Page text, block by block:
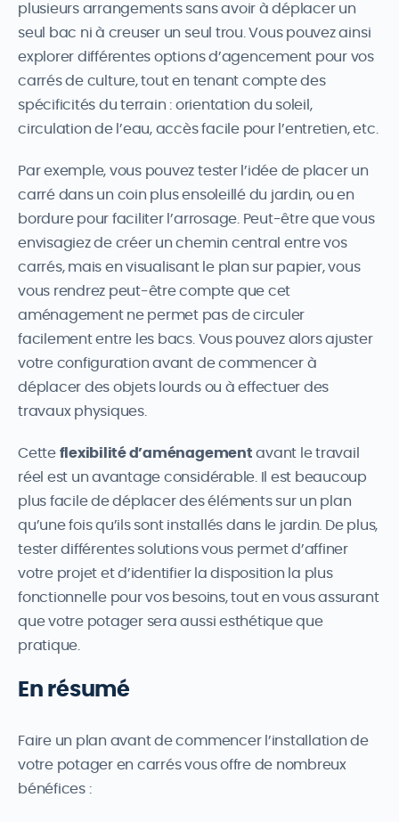
plusieurs arrangements sans avoir à déplacer un
seul bac ni à creuser un seul trou. Vous pouvez ainsi
explorer différentes options d’agencement pour vos
carrés de culture, tout en tenant compte des
spécificités du terrain : orientation du soleil,
circulation de l’eau, accès facile pour l’entretien, etc.
Par exemple, vous pouvez tester l’idée de placer un
carré dans un coin plus ensoleillé du jardin, ou en
bordure pour faciliter l’arrosage. Peut-être que vous
envisagiez de créer un chemin central entre vos
carrés, mais en visualisant le plan sur papier, vous
vous rendrez peut-être compte que cet
aménagement ne permet pas de circuler
facilement entre les bacs. Vous pouvez alors ajuster
votre configuration avant de commencer à
déplacer des objets lourds ou à effectuer des
travaux physiques.
Cette flexibilité d’aménagement avant le travail
réel est un avantage considérable. Il est beaucoup
plus facile de déplacer des éléments sur un plan
qu’une fois qu’ils sont installés dans le jardin. De plus,
tester différentes solutions vous permet d’affiner
votre projet et d’identifier la disposition la plus
fonctionnelle pour vos besoins, tout en vous assurant
que votre potager sera aussi esthétique que
pratique.
En résumé
Faire un plan avant de commencer l’installation de
votre potager en carrés vous offre de nombreux
bénéfices :